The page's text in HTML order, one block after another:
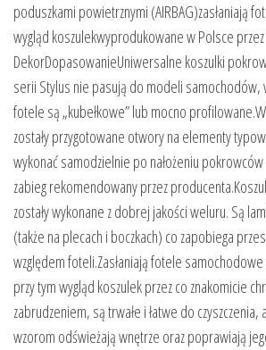
poduszkami powietrznymi (AIRBAG)zasłaniają
wygląd koszulekwyprodukowane w Polsce
DekorDopasowanieUniwersalne koszulki
serii Stylus nie pasują do modeli samochodów,
fotele są „kubełkowe” lub mocno
zostały przygotowane otwory na elementy
wykonać samodzielnie po nałożeniu
zabieg rekomendowany przez
zostały wykonane z dobrej jakości weluru. Są
(także na plecach i boczkach) co zapobiega
względem foteli.Zasłaniają fotele samochodowe
przy tym wygląd koszulek przez co znakomicie
zabrudzeniem, są trwałe i łatwe do czyszczenia,
wzorom odświeżają wnętrze oraz poprawiają